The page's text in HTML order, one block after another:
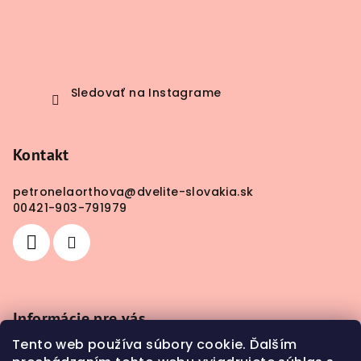
Tento web používa súbory cookie. Ďalším
Sledovať na Instagrame
Kontakt
petronelaorthova@dvelite-slovakia.sk
00421-903-791979
Informácie pre vás
Obchodné podmienky